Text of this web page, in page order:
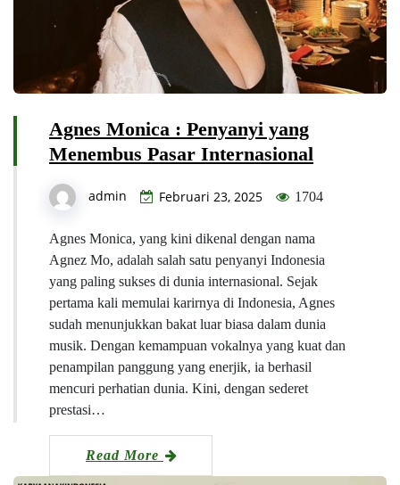
Agnes Monica : Penyanyi yang
Menembus Pasar Internasional
admin Februari 23, 2025 1704
Agnes Monica, yang kini dikenal dengan nama
Agnez Mo, adalah salah satu penyanyi Indonesia
yang paling sukses di dunia internasional. Sejak
pertama kali memulai karirnya di Indonesia, Agnes
sudah menunjukkan bakat luar biasa dalam dunia
musik. Dengan kemampuan vokalnya yang kuat dan
penampilan panggung yang enerjik, ia berhasil
mencuri perhatian dunia. Kini, dengan sederet
prestasi…
Read More